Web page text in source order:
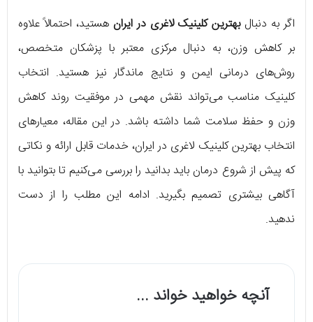
اگر به دنبالبهترین کلینیک لاغری در ایران هستید، احتمالاً علاوه
بر کاهش وزن، به دنبال مرکزی معتبر با پزشکان متخصص،
روش‌های درمانی ایمن و نتایج ماندگار نیز هستید. انتخاب
کلینیک مناسب می‌تواند نقش مهمی در موفقیت روند کاهش
وزن و حفظ سلامت شما داشته باشد. در این مقاله، معیارهای
انتخاب بهترین کلینیک لاغری در ایران، خدمات قابل ارائه و نکاتی
که پیش از شروع درمان باید بدانید را بررسی می‌کنیم تا بتوانید با
آگاهی بیشتری تصمیم بگیرید. ادامه این مطلب را از دست
ندهید.
آنچه خواهید خواند ...